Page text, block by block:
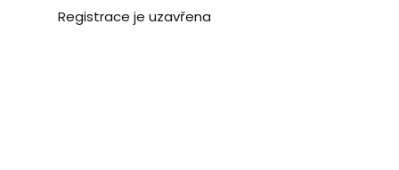
Registrace je uzavřena